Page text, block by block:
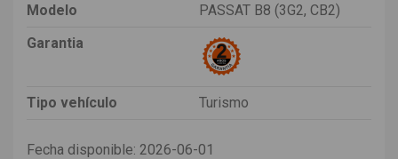
Modelo
PASSAT B8 (3G2, CB2)
Garantia
Tipo vehículo Turismo
Fecha disponible: 2026-06-01